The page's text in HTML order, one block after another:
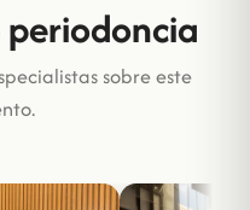
sobre este